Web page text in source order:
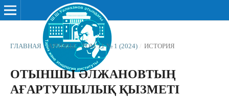
ГЛАВНАЯ / АРХИВЫ / ТОМ 11 № 1 (2024) / ИСТОРИЯ
ОТЫНШЫ ӘЛЖАНОВТЫҢ
АҒАРТУШЫЛЫҚ ҚЫЗМЕТІ